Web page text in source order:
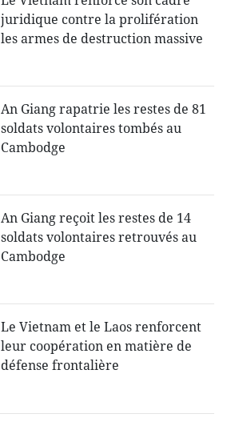
juridique contre la prolifération
les armes de destruction massive
An Giang rapatrie les restes de 81
soldats volontaires tombés au
Cambodge
An Giang reçoit les restes de 14
soldats volontaires retrouvés au
Cambodge
Le Vietnam et le Laos renforcent
leur coopération en matière de
défense frontalière